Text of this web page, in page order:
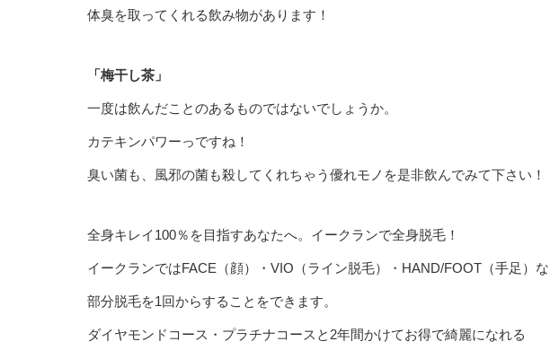
体臭を取ってくれる飲み物があります！
「梅干し茶」
一度は飲んだことのあるものではないでしょうか。
カテキンパワーっですね！
臭い菌も、風邪の菌も殺してくれちゃう優れモノを是非飲んでみて下さい！
全身キレイ100％を目指すあなたへ。イークランで全身脱毛！
イークランではFACE（顔）・VIO（ライン脱毛）・HAND/FOOT（手足）
部分脱毛を1回からすることをできます。
ダイヤモンドコース・プラチナコースと2年間かけてお得で綺麗になれる